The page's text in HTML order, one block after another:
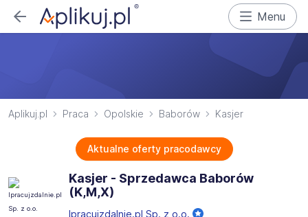
Menu
Aplikuj.pl Praca Opolskie Baborów Kasjer
Aktualne oferty pracodawcy
Kasjer - Sprzedawca Baborów
(K,M,X)
Ipracujzdalnie.pl Sp. z o.o.